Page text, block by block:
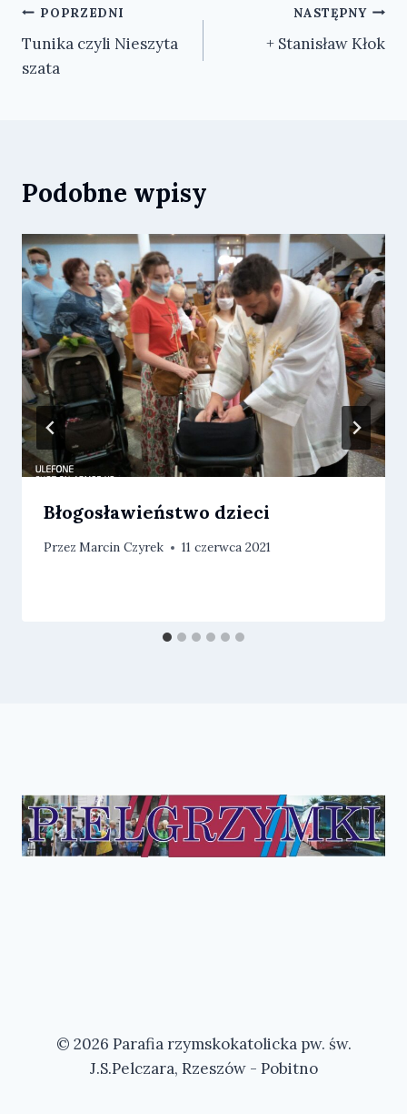
Nawigacja
wpisu
POPRZEDNI
Tunika czyli Nieszyta
szata
NASTĘPNY
+ Stanisław Kłok
Podobne wpisy
Błogosławieństwo dzieci
Przez Marcin Czyrek 11 czerwca 2021
© 2026 Parafia rzymskokatolicka pw. św.
J.S.Pelczara, Rzeszów - Pobitno